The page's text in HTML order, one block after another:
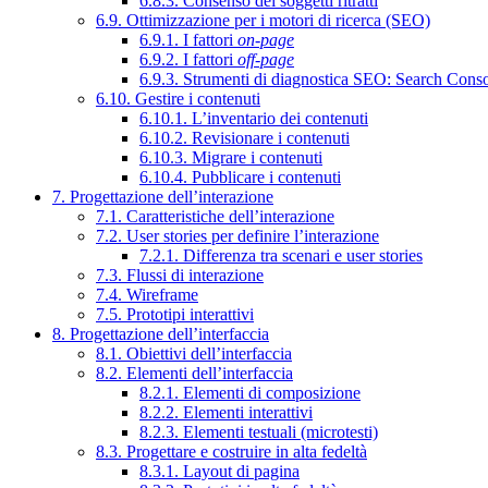
6.9. Ottimizzazione per i motori di ricerca (SEO)
6.9.1. I fattori on-page
6.9.2. I fattori off-page
6.9.3. Strumenti di diagnostica SEO: Search
6.10. Gestire i contenuti
6.10.1. L’inventario dei contenuti
6.10.2. Revisionare i contenuti
6.10.3. Migrare i contenuti
6.10.4. Pubblicare i contenuti
7. Progettazione dell’interazione
7.1. Caratteristiche dell’interazione
7.2. User stories per definire l’interazione
7.2.1. Differenza tra scenari e user stories
7.3. Flussi di interazione
7.4. Wireframe
7.5. Prototipi interattivi
8. Progettazione dell’interfaccia
8.1. Obiettivi dell’interfaccia
8.2. Elementi dell’interfaccia
8.2.1. Elementi di composizione
8.2.2. Elementi interattivi
8.2.3. Elementi testuali (microtesti)
8.3. Progettare e costruire in alta fedeltà
8.3.1. Layout di pagina